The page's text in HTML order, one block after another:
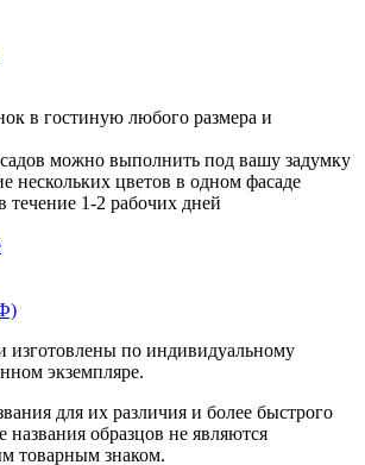
в гостиную любого размера и
можно выполнить под вашу задумку
нескольких цветов в одном фасаде
течение 1-2 рабочих дней
изготовлены по индивидуальному
экземпляре.
для их различия и более быстрого
названия образцов не являются
товарным знаком.